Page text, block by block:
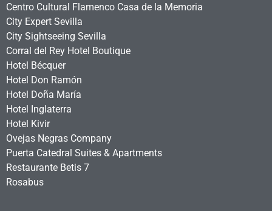
Centro Cultural Flamenco Casa de la Memoria
City Expert Sevilla
City Sightseeing Sevilla
Corral del Rey Hotel Boutique
Hotel Bécquer
Hotel Don Ramón
Hotel Doña María
Hotel Inglaterra
Hotel Kivir
Ovejas Negras Company
Puerta Catedral Suites & Apartments
Restaurante Betis 7
Rosabus